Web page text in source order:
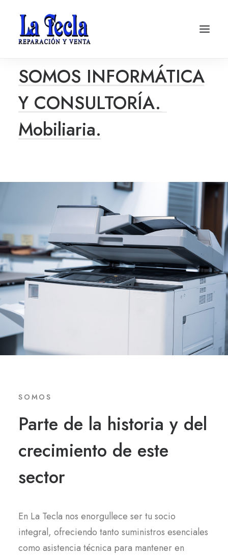
SOMOS INFORMÁTICA
Y CONSULTORÍA.
Mobiliaria.
SOMOS
Parte de la historia y del
crecimiento de este
sector
En La Tecla nos enorgullece ser tu socio
integral, ofreciendo tanto suministros esenciales
como asistencia técnica para mantener en